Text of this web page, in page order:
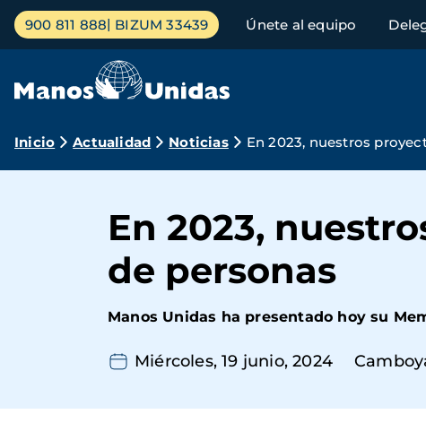
Pasar
contenido
Menú
principal
900 811 888 BIZUM 33439 Únete al equipo
Ruta
navegación
Inicio Actualidad Noticias En 2023, nuestros
En 2023,
de personas
Manos Unidas ha presentado hoy su
Miércoles, 19 junio, 2024